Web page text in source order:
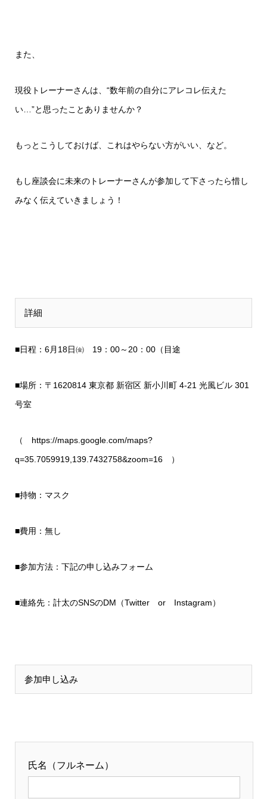
また、
現役トレーナーさんは、“数年前の自分にアレコレ伝えた
い…”と思ったことありませんか？
もっとこうしておけば、これはやらない方がいい、など。
もし座談会に未来のトレーナーさんが参加して下さったら惜し
みなく伝えていきましょう！
詳細
■日程：6月18日㈮ 19：00～20：00（目途
■場所：〒1620814 東京都 新宿区 新小川町 4-21 光風ビル 301
号室
（ https://maps.google.com/maps?
q=35.7059919,139.7432758&zoom=16 ）
■持物：マスク
■費用：無し
■参加方法：下記の申し込みフォーム
■連絡先：計太のSNSのDM（Twitter or Instagram）
参加申し込み
氏名（フルネーム）